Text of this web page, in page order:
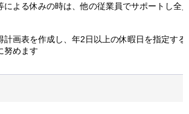
による休みの時は、他の従業員でサポートし全
計画表を作成し、年2日以上の休暇日を指定す
努めます